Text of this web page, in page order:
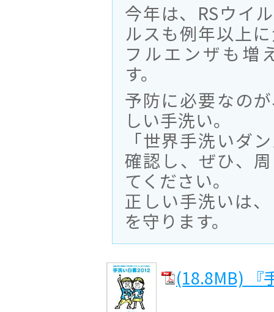
今年は、RSウイ
ルスも例年以上
フルエンザも増
す。
予防に必要なの
しい手洗い。
「世界手洗いダ
確認し、ぜひ、
てください。
正しい手洗いは
を守ります。
(18.8MB) 『